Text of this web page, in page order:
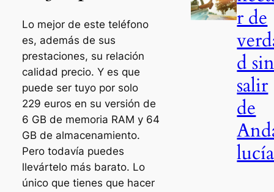
Lo mejor de este teléfono
es, además de sus
prestaciones, su relación
calidad precio. Y es que
puede ser tuyo por solo
229 euros en su versión de
6 GB de memoria RAM y 64
GB de almacenamiento.
Pero todavía puedes
llevártelo más barato. Lo
único que tienes que hacer
r de
d
salir
de
lucía